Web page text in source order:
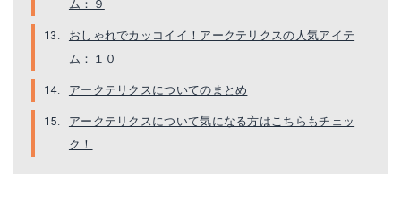
ム：９
おしゃれでカッコイイ！アークテリクスの人気アイテ
ム：１０
アークテリクスについてのまとめ
アークテリクスについて気になる方はこちらもチェッ
ク！